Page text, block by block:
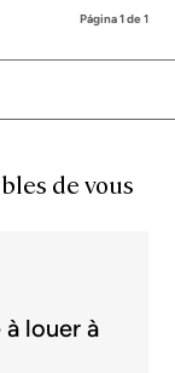
Página 1 de 1
de vous
louer à